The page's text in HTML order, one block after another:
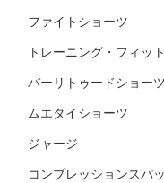
ファイトショーツ
トレーニング・フィッ
バーリトゥードショーツ
ムエタイショーツ
ジャージ
コンプレッションスパ